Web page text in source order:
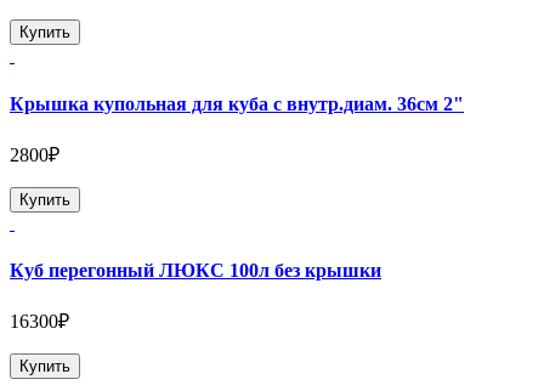
Купить
Крышка купольная для куба с внутр.диам. 36см 2"
2800₽
Купить
Куб перегонный ЛЮКС 100л без крышки
16300₽
Купить